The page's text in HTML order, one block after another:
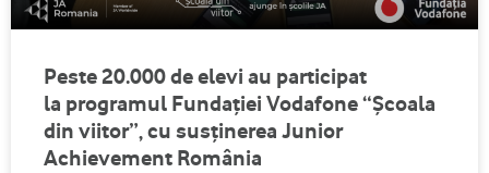
Peste 20.000 de elevi au participat
la programul Fundației Vodafone “Școala
din viitor”, cu susținerea Junior
Achievement România